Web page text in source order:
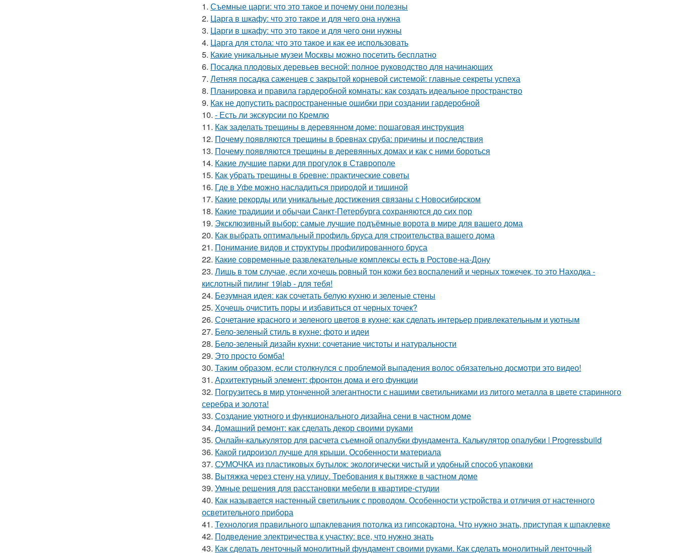
1. Съемные царги: что это такое и почему они полезны
2. Царга в шкафу: что это такое и для чего она нужна
3. Царги в шкафу: что это такое и для чего они нужны
4. Царга для стола: что это такое и как ее использовать
5. Какие уникальные музеи Москвы можно посетить бесплатно
6. Посадка плодовых деревьев весной: полное руководство для начинающих
7. Летняя посадка саженцев с закрытой корневой системой: главные секреты успеха
8. Планировка и правила гардеробной комнаты: как создать идеальное пространство
9. Как не допустить распространенные ошибки при создании гардеробной
10. - Есть ли экскурсии по Кремлю
11. Как заделать трещины в деревянном доме: пошаговая инструкция
12. Почему появляются трещины в бревнах сруба: причины и последствия
13. Почему появляются трещины в деревянных домах и как с ними бороться
14. Какие лучшие парки для прогулок в Ставрополе
15. Как убрать трещины в бревне: практические советы
16. Где в Уфе можно насладиться природой и тишиной
17. Какие рекорды или уникальные достижения связаны с Новосибирском
18. Какие традиции и обычаи Санкт-Петербурга сохраняются до сих пор
19. Эксклюзивный выбор: самые лучшие подъёмные ворота в мире для вашего дома
20. Как выбрать оптимальный профиль бруса для строительства вашего дома
21. Понимание видов и структуры профилированного бруса
22. Какие современные развлекательные комплексы есть в Ростове-на-Дону
23. Лишь в том случае, если хочешь ровный тон кожи без воспалений и черных тожечек, то это Находка -
кислотный пилинг 19lab - для тебя!
24. Безумная идея: как сочетать белую кухню и зеленые стены
25. Хочешь очистить поры и избавиться от черных точек?
26. Сочетание красного и зеленого цветов в кухне: как сделать интерьер привлекательным и уютным
27. Бело-зеленый стиль в кухне: фото и идеи
28. Бело-зеленый дизайн кухни: сочетание чистоты и натуральности
29. Это просто бомба!
30. Таким образом, если столкнулся с проблемой выпадения волос обязательно досмотри это видео!
31. Архитектурный элемент: фронтон дома и его функции
32. Погрузитесь в мир утонченной элегантности с нашими светильниками из литого металла в цвете старинного
серебра и золота!
33. Создание уютного и функционального дизайна сени в частном доме
34. Домашний ремонт: как сделать декор своими руками
35. Онлайн-калькулятор для расчета съемной опалубки фундамента. Калькулятор опалубки | Progressbuild
36. Какой гидроизол лучше для крыши. Особенности материала
37. СУМОЧКА из пластиковых бутылок: экологически чистый и удобный способ упаковки
38. Вытяжка через стену на улицу. Требования к вытяжке в частном доме
39. Умные решения для расстановки мебели в квартире-студии
40. Как называется настенный светильник с проводом. Особенности устройства и отличия от настенного
осветительного прибора
41. Технология правильного шпаклевания потолка из гипсокартона. Что нужно знать, приступая к шпаклевке
42. Подведение электричества к участку: все, что нужно знать
43. Как сделать ленточный монолитный фундамент своими руками. Как сделать монолитный ленточный